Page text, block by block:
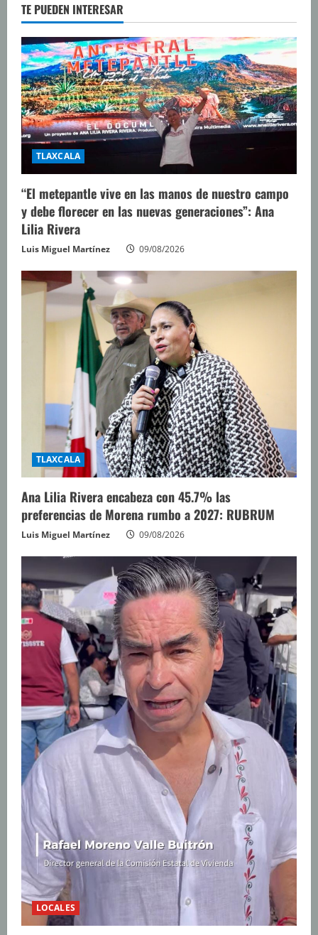
TE PUEDEN INTERESAR
TLAXCALA
“El metepantle vive en las manos de nuestro campo
y debe florecer en las nuevas generaciones”: Ana
Lilia Rivera
Luis Miguel Martínez 09/08/2026
TLAXCALA
Ana Lilia Rivera encabeza con 45.7% las
preferencias de Morena rumbo a 2027: RUBRUM
Luis Miguel Martínez 09/08/2026
LOCALES